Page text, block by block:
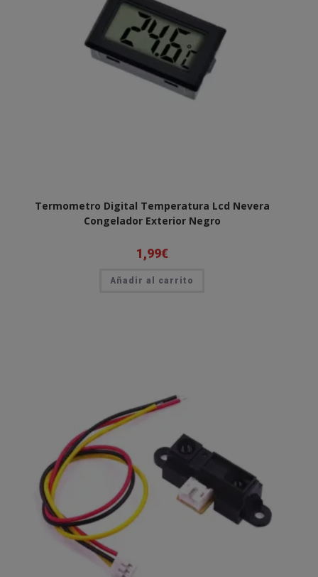
Termometro Digital Temperatura Lcd Nevera
Congelador Exterior Negro
1,99€
Añadir al carrito